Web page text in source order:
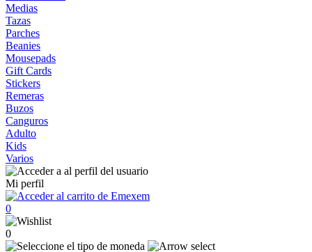
Medias
Tazas
Parches
Beanies
Mousepads
Gift Cards
Stickers
Remeras
Buzos
Canguros
Adulto
Kids
Varios
Mi perfil
0
0